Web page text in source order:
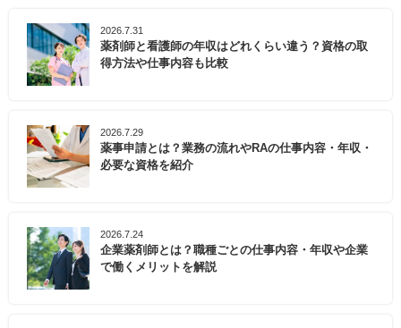
2026.7.31
薬剤師と看護師の年収はどれくらい違う？資格の取
得方法や仕事内容も比較
2026.7.29
薬事申請とは？業務の流れやRAの仕事内容・年収・
必要な資格を紹介
2026.7.24
企業薬剤師とは？職種ごとの仕事内容・年収や企業
で働くメリットを解説